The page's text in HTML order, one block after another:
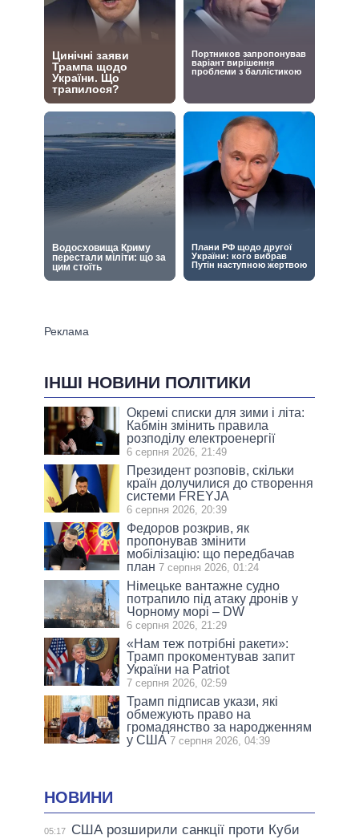
ІНШІ НОВИНИ ПОЛІТИКИ
Окремі списки для зими і літа:
Кабмін змінить правила
розподілу електроенергії
6 серпня 2026, 21:49
Президент розповів, скільки
країн долучилися до створення
системи FREYJA
6 серпня 2026, 20:39
Федоров розкрив, як
пропонував змінити
мобілізацію: що передбачав
план 7 серпня 2026, 01:24
Німецьке вантажне судно
потрапило під атаку дронів у
Чорному морі – DW
6 серпня 2026, 21:29
«Нам теж потрібні ракети»:
Трамп прокоментував запит
України на Patriot
7 серпня 2026, 02:59
Трамп підписав укази, які
обмежують право на
громадянство за народженням
у США 7 серпня 2026, 04:39
НОВИНИ
05:17
США розширили санкції проти Куби